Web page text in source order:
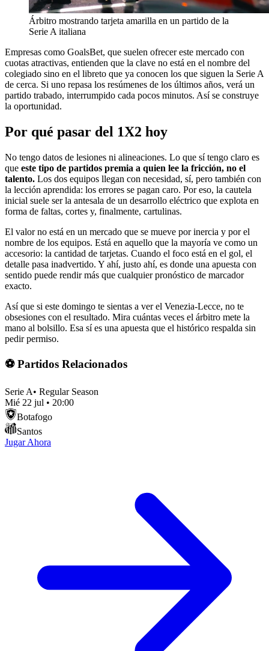
Árbitro mostrando tarjeta amarilla en un partido de la
Serie A italiana
Empresas como GoalsBet, que suelen ofrecer este mercado con
cuotas atractivas, entienden que la clave no está en el nombre del
colegiado sino en el libreto que ya conocen los que siguen la Serie A
de cerca. Si uno repasa los resúmenes de los últimos años, verá un
partido trabado, interrumpido cada pocos minutos. Así se construye
la oportunidad.
Por qué pasar del 1X2 hoy
No tengo datos de lesiones ni alineaciones. Lo que sí tengo claro es
que este tipo de partidos premia a quien lee la fricción, no el
talento. Los dos equipos llegan con necesidad, sí, pero también con
la lección aprendida: los errores se pagan caro. Por eso, la cautela
inicial suele ser la antesala de un desarrollo eléctrico que explota en
forma de faltas, cortes y, finalmente, cartulinas.
El valor no está en un mercado que se mueve por inercia y por el
nombre de los equipos. Está en aquello que la mayoría ve como un
accesorio: la cantidad de tarjetas. Cuando el foco está en el gol, el
detalle pasa inadvertido. Y ahí, justo ahí, es donde una apuesta con
sentido puede rendir más que cualquier pronóstico de marcador
exacto.
Así que si este domingo te sientas a ver el Venezia-Lecce, no te
obsesiones con el resultado. Mira cuántas veces el árbitro mete la
mano al bolsillo. Esa sí es una apuesta que el histórico respalda sin
pedir permiso.
⚽ Partidos Relacionados
Serie A• Regular Season
Mié 22 jul • 20:00
Botafogo
Santos
Jugar Ahora